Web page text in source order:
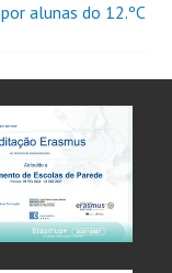
por alunas do 12.ºC